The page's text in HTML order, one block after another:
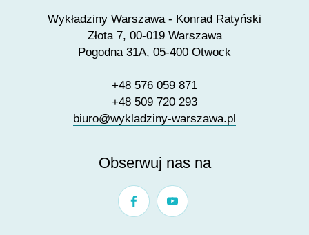
Wykładziny Warszawa - Konrad Ratyński
Złota 7, 00-019 Warszawa
Pogodna 31A, 05-400 Otwock
+48 576 059 871
+48 509 720 293
biuro@wykladziny-warszawa.pl
Obserwuj nas na